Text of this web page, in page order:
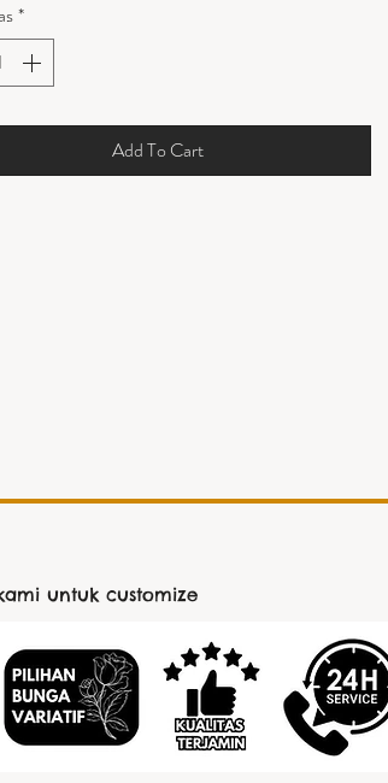
*
Add To Cart
untuk customize